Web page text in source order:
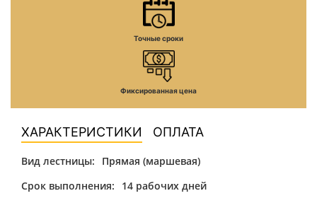
Точные сроки
Фиксированная цена
ХАРАКТЕРИСТИКИ ОПЛАТА
Вид лестницы:
Прямая (маршевая)
Срок выполнения:
14 рабочих дней